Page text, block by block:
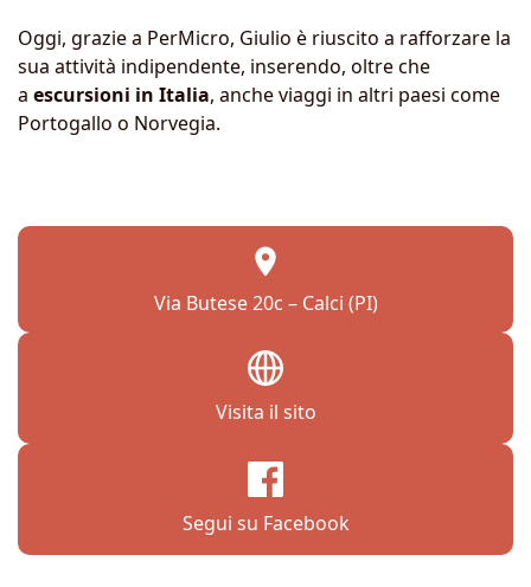
Oggi, grazie a PerMicro, Giulio è riuscito a rafforzare la
sua attività indipendente, inserendo, oltre che
a escursioni in Italia, anche viaggi in altri paesi come
Portogallo o Norvegia.
Via Butese 20c – Calci (PI)
Visita il sito
Segui su Facebook